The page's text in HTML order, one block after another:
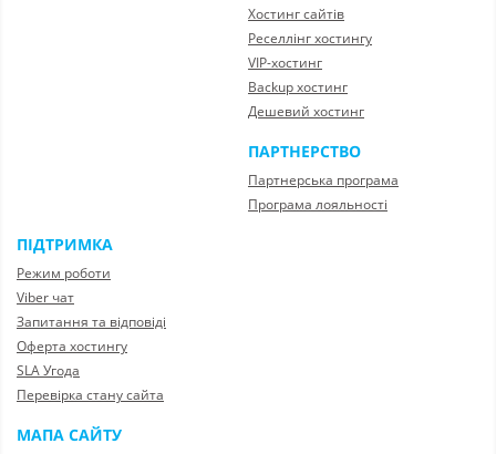
Хостинг сайтів
Реселлінг хостингу
VIP-хостинг
Backup хостинг
Дешевий хостинг
ПАРТНЕРСТВО
Партнерська програма
Програма лояльності
ПІДТРИМКА
Режим роботи
Viber чат
Запитання та відповіді
Оферта хостингу
SLA Угода
Перевірка стану сайта
МАПА САЙТУ